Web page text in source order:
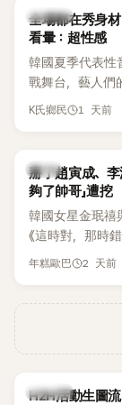
當錯愕。
K-POP
全場都在秀身
看暈：超性感
韓國夏季代表性
戰舞台，藝人們
「Waterbomb女
K氏鄉民 1 天前
韓星
掰了趙寅成、
夠了帥哥」遭挖
韓國女星金珉禧
《這時對，那時
今，戀情已持續
一句台詞卻突
年糕歐巴 2 天前
K-POP
H2H活動生圖流